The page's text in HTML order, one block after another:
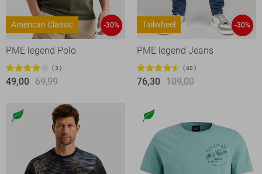
American Classic -30%
PME legend Polo
3
49,00 69,99
Tailwheel -30%
PME legend Jeans
40
76,30 109,00